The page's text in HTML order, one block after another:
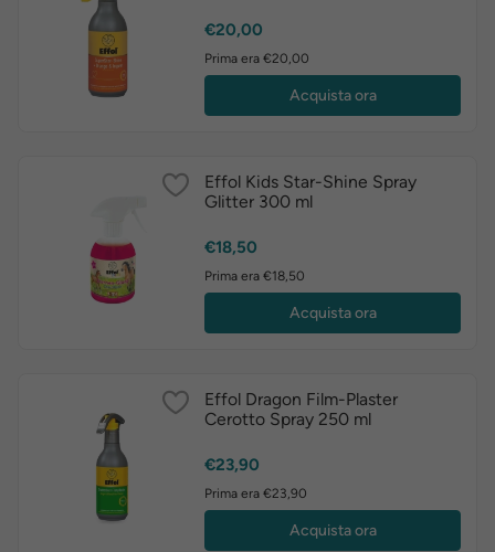
Prezzo
€20,00
Prima era €20,00
Acquista ora
Effol Kids Star-Shine Spray
Glitter 300 ml
Prezzo
€18,50
Prima era €18,50
Acquista ora
Effol Dragon Film-Plaster
Cerotto Spray 250 ml
Prezzo
€23,90
Prima era €23,90
Acquista ora